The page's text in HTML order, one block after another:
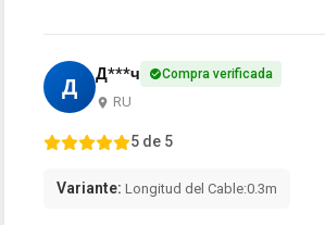
Д Д***ч Compra verificada
RU
5 de 5
Variante: Longitud del Cable:0.3m